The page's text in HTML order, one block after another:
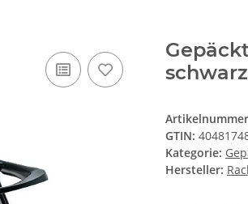
schwarz
GTIN:
Kategorie:
Hersteller: